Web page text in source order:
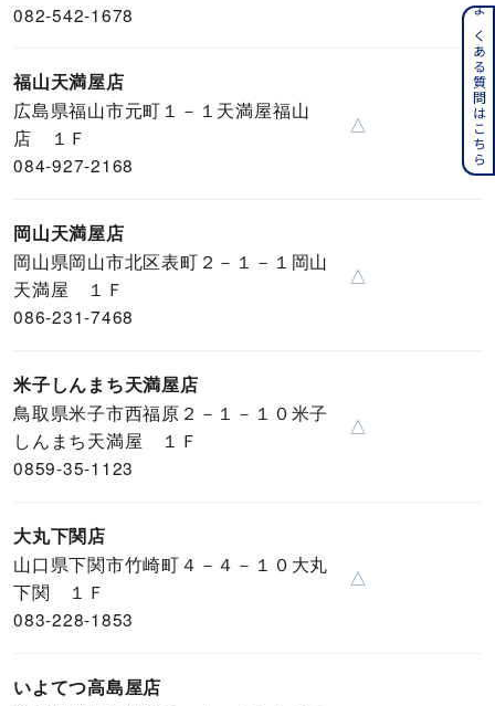
082-542-1678
福山天満屋店
広島県福山市元町１－１天満屋福山
店 １Ｆ
084-927-2168
△
岡山天満屋店
岡山県岡山市北区表町２－１－１岡山
天満屋 １Ｆ
086-231-7468
△
米子しんまち天満屋店
鳥取県米子市西福原２－１－１０米子
しんまち天満屋 １Ｆ
0859-35-1123
△
大丸下関店
山口県下関市竹崎町４－４－１０大丸
下関 １Ｆ
083-228-1853
△
いよてつ高島屋店
よくある質問はこちら